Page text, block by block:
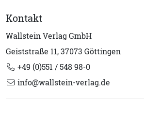
Kontakt
Wallstein Verlag GmbH
Geiststraße 11, 37073 Göttingen
+49 (0)551 / 548 98-0
info@wallstein-verlag.de